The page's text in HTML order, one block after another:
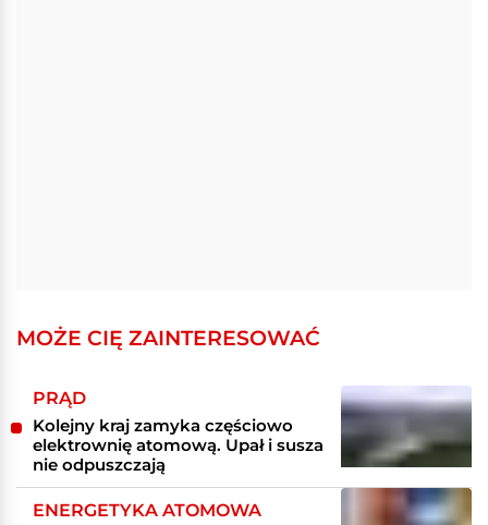
MOŻE CIĘ ZAINTERESOWAĆ
PRĄD
Kolejny kraj zamyka częściowo
elektrownię atomową. Upał i susza
nie odpuszczają
ENERGETYKA ATOMOWA